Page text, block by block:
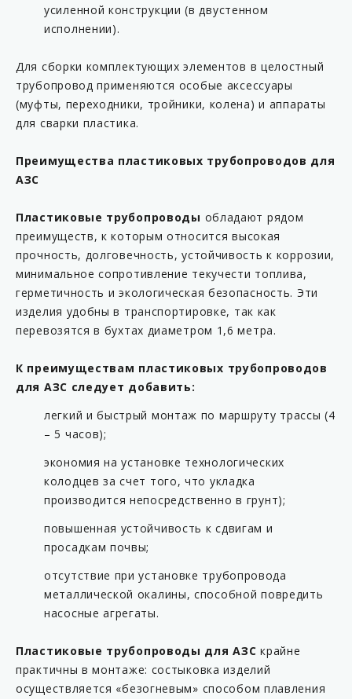
KP C15-63MS-AB
KP C16-54F
KP C16-63F
KP C16-63FL
KP C16-63ML
KP C16-90M
KP C17-54F
KP C17-54M
KP C17-63FL
KP C17-63M
KP C17-90F
KP C17-90M
KP C20-54
KP C20-63
KP C20-63L
KP CC-54
KP CC-90
KP F16-54FF
KP F16-63FF
усиленной конструкции (в двустенном
исполнении).
Для сборки комплектующих элементов в целостный
трубопровод применяются особые аксессуары
(муфты, переходники, тройники, колена) и аппараты
для сварки пластика.
Преимущества пластиковых трубопроводов для
АЗС
Пластиковые трубопроводы обладают рядом
преимуществ, к которым относится высокая
прочность, долговечность, устойчивость к коррозии,
минимальное сопротивление текучести топлива,
герметичность и экологическая безопасность. Эти
изделия удобны в транспортировке, так как
перевозятся в бухтах диаметром 1,6 метра.
К преимуществам пластиковых трубопроводов
для АЗС следует добавить:
легкий и быстрый монтаж по маршруту трассы (4
– 5 часов);
экономия на установке технологических
колодцев за счет того, что укладка
производится непосредственно в грунт);
повышенная устойчивость к сдвигам и
просадкам почвы;
отсутствие при установке трубопровода
металлической окалины, способной повредить
насосные агрегаты.
Пластиковые трубопроводы для АЗС крайне
практичны в монтаже: состыковка изделий
осуществляется «безогневым» способом плавления